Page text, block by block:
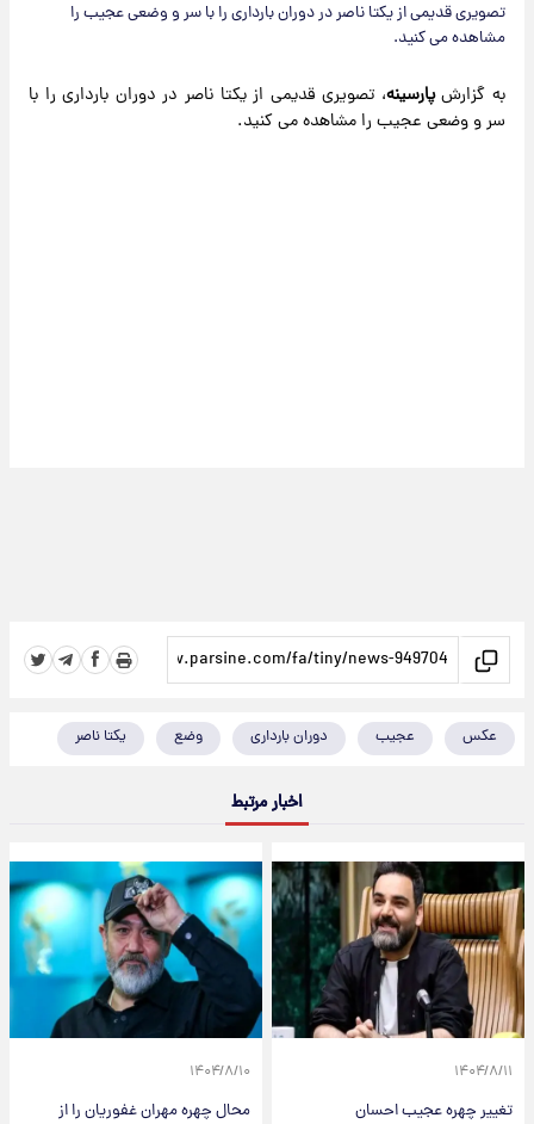
تصویری قدیمی از یکتا ناصر در دوران بارداری را با سر و وضعی عجیب را
مشاهده می کنید.
به گزارشپارسینه، تصویری قدیمی از یکتا ناصر در دوران بارداری را با
سر و وضعی عجیب را مشاهده می کنید.
عکس عجیب دوران بارداری وضع یکتا ناصر
اخبار مرتبط
۱۴۰۴/۸/۱۱
تغییر چهره عجیب احسان
۱۴۰۴/۸/۱۰
محال چهره مهران غفوریان را از